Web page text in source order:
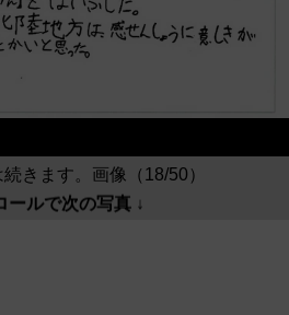
きます。画像（18/50）
ールで次の写真 ↓